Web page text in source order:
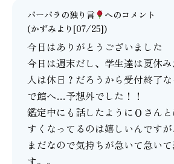
バーバラの独り言
へのコメント
(かずみより[07/25])
今日はありがとうございました
今日は週末だし、学生達は夏休
人は休日？だろうから受付終了
で館へ…予想外でした！！
鑑定中にも話したようにＯさん
すくなってるのは嬉しいんです
まだなので気持ちが急いて急い
す。。